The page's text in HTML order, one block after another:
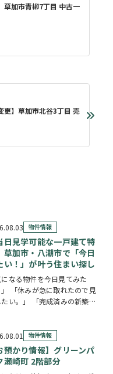
草加市青柳7丁目 中古一
更】草加市北谷3丁目 売
物件情報
日見学可能な一戸建て特
草加市・八潮市で「今日
い！」が叶う住まい探し
になる物件を今日見てみた
」 「休みが急に取れたので見
たい。」 「完成済みの新築を
て】です。 草加市民ハウジ
では、草加市・八潮市を中心
当日ご案内可能な完…
物件情報
預かり情報】グリーンパ
瀬崎町 2階部分